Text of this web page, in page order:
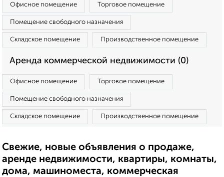
Офисное помещение Торговое помещение
Помещение свободного назначения
Складское помещение Производственное помещение
Аренда коммерческой недвижимости (0)
Офисное помещение Торговое помещение
Помещение свободного назначения
Складское помещение Производственное помещение
Свежие, новые объявления о продаже,
аренде недвижимости, квартиры, комнаты,
дома, машиноместа, коммерческая